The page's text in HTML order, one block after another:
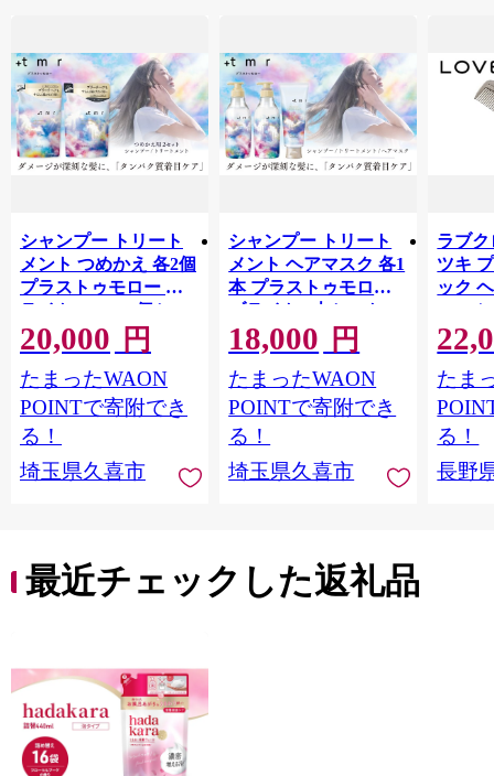
シャンプー トリート
メント つめかえ 各2個
プラストゥモロー ブ
ライト 400ml 4個セッ
ト | 美容 ヘアケア つ
めかえ 詰め替え ブリ
ーチ 口コミ 香り リピ
ート ランキング ロン
グ ストレート サラサ
ラ 洗い上がり パサつ
き カラー 髪 保湿 ダメ
デイ
20,000 円
たまったWAON
POINTで寄附でき
る！
埼玉県久喜市
シャンプー トリート
メント ヘアマスク 各1
本 プラストゥモロー
ブライト 3本セット |
美容 ヘアケア つめか
え 詰め替え ブリーチ
口コミ 香り リピート
ランキング ロング ス
トレート サラサラ 洗
い上がり パサつき カ
ラー 髪 保湿 ダメージ
ファイントゥデイ
18,000 円
たまったWAON
POINTで寄附でき
る！
埼玉県久喜市
ラブク
ツキ
ック
コーム
つや
市
たま
る！
長野
最近チェックした返礼品